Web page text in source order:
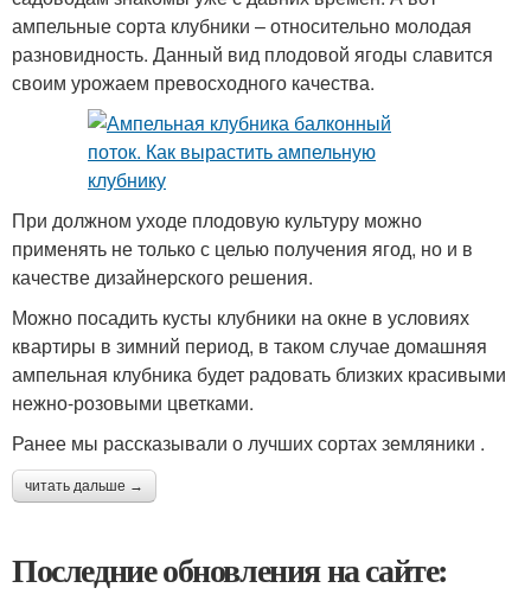
ампельные сорта клубники – относительно молодая
разновидность. Данный вид плодовой ягоды славится
своим урожаем превосходного качества.
При должном уходе плодовую культуру можно
применять не только с целью получения ягод, но и в
качестве дизайнерского решения.
Можно посадить кусты клубники на окне в условиях
квартиры в зимний период, в таком случае домашняя
ампельная клубника будет радовать близких красивыми
нежно-розовыми цветками.
Ранее мы рассказывали о лучших сортах земляники .
читать дальше →
Последние обновления на сайте: